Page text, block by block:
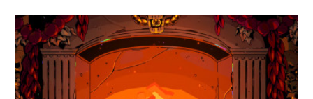
Twórcy
gry
„Hades”
celebrują
świąteczny